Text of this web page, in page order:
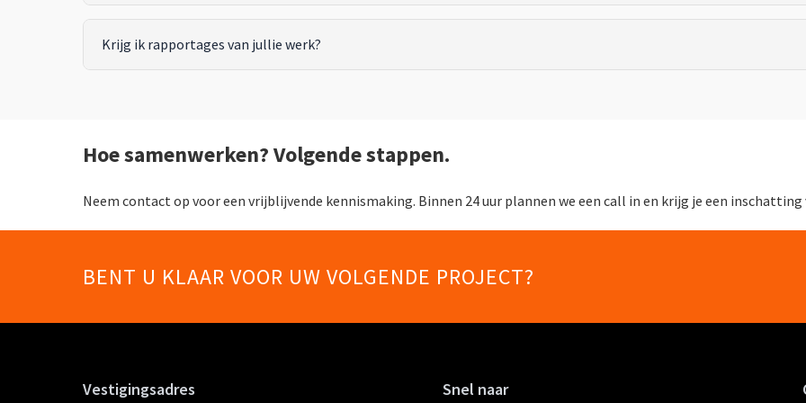
Krijg ik rapportages van jullie werk?
Hoe samenwerken? Volgende stappen.
Neem contact op voor een vrijblijvende kennismaking. Binnen 24 uur plannen we een call in en krijg je een
BENT U KLAAR VOOR UW VOLGENDE PROJECT?
Vestigingsadres Snel naar